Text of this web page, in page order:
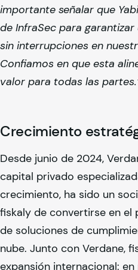
importante señalar que
de InfraSec para
sin interrupciones en
Confiamos en que esta
valor para todas las
Crecimiento
Desde junio de 2024,
capital privado
crecimiento, ha sido un
fiskaly de convertirse en el
de soluciones de
nube. Junto con Verdane,
expansión internacional: